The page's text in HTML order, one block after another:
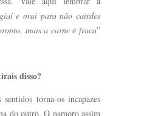
e orai para não cairdes
mais a carne é fraca”
disso?
torna-os incapazes
do outro. O namoro assim